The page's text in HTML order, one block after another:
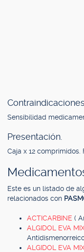
Contraindicaciones.
Sensibilidad
Presentación.
Caja x 12 comprimidos.
Este es un listado de
relacionados con
ACTICARBINE (
ALGIDOL EVA
ALGIDOL EVA